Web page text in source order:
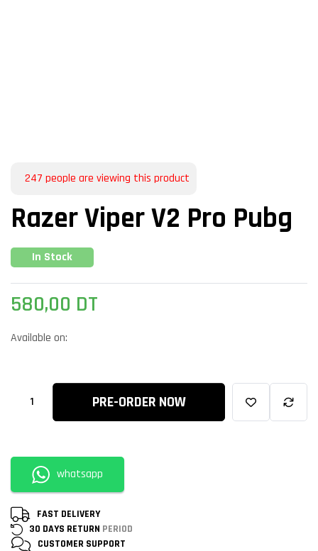
247 people are viewing this product
Razer Viper V2 Pro Pubg
In Stock
580,00 DT
Available on:
PRE-ORDER NOW
whatsapp
FAST DELIVERY
30 DAYS RETURN PERIOD
CUSTOMER SUPPORT